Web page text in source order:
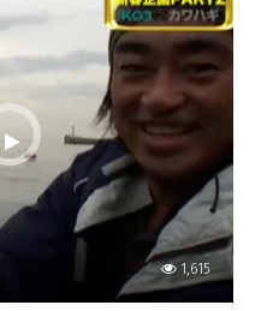
1,615